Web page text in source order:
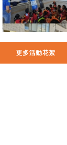
更多活動花絮